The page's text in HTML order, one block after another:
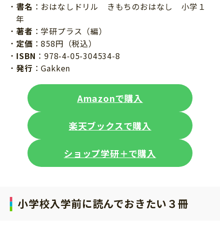
書名 ：おはなしドリル きもちのおはなし 小学１
年
著者 ：学研プラス（編）
定価 ：858円（税込）
ISBN ：978-4-05-304534-8
発行 ：Gakken
Amazonで購入
楽天ブックスで購入
ショップ学研＋で購入
小学校入学前に読んでおきたい３冊